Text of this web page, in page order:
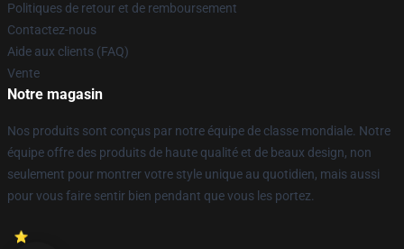
Politiques de retour et de remboursement
Contactez-nous
Aide aux clients (FAQ)
Vente
Notre magasin
Nos produits sont conçus par notre équipe de classe mondiale. Notre
équipe offre des produits de haute qualité et de beaux design, non
seulement pour montrer votre style unique au quotidien, mais aussi
pour vous faire sentir bien pendant que vous les portez.